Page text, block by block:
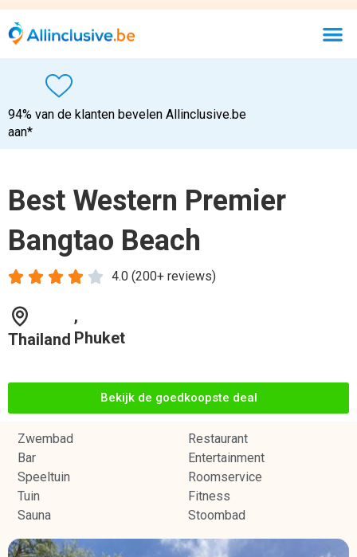
94% van de klanten bevelen Allinclusive.be
aan*
Best Western Premier
Bangtao Beach
4.0 (200+ reviews)
    
Thailand
,
Phuket
Bekijk de goedkoopste deal
Zwembad
Restaurant
Bar
Entertainment
Speeltuin
Roomservice
Tuin
Fitness
Sauna
Stoombad